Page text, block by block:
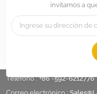
invitamos a
Teléfono :+86 -592-6212776